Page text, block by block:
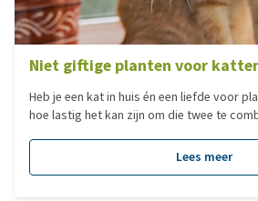
Niet giftige planten voor
Heb je een kat in huis én een liefde voor
hoe lastig het kan zijn om die twee te
zorgen bij elk nieuw plantje of boeket in
genoeg niet giftige planten voor katten
Lees meer